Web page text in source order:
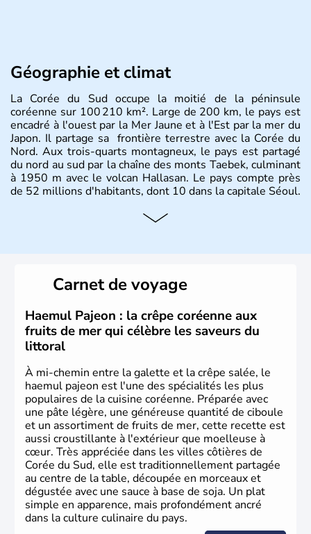
Géographie et climat
La Corée du Sud occupe la moitié de la péninsule
coréenne sur 100 210 km². Large de 200 km, le pays est
encadré à l'ouest par la Mer Jaune et à l'Est par la mer du
Japon. Il partage sa frontière terrestre avec la Corée du
Nord. Aux trois-quarts montagneux, le pays est partagé
du nord au sud par la chaîne des monts Taebek, culminant
à 1950 m avec le volcan Hallasan. Le pays compte près
de 52 millions d'habitants, dont 10 dans la capitale Séoul.
Histoire et administration
christianisme et le bouddhisme en sont les deux
principales religions. Ce pays partage sa culture avec la
Corée du Nord. Les Jeux Olympiques s’y sont déroulés en
1988, de même que la Coupe du Monde de football en
2002, en collaboration avec le Japon.
Carnet de voyage
Haemul Pajeon : la crêpe coréenne aux
fruits de mer qui célèbre les saveurs du
littoral
À mi-chemin entre la galette et la crêpe salée, le
haemul pajeon est l'une des spécialités les plus
populaires de la cuisine coréenne. Préparée avec
une pâte légère, une généreuse quantité de ciboule
et un assortiment de fruits de mer, cette recette est
aussi croustillante à l'extérieur que moelleuse à
cœur. Très appréciée dans les villes côtières de
Corée du Sud, elle est traditionnellement partagée
au centre de la table, découpée en morceaux et
dégustée avec une sauce à base de soja. Un plat
simple en apparence, mais profondément ancré
dans la culture culinaire du pays.